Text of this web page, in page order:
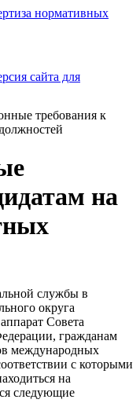
нормативных
сайта для
требования к
на
службы в
округа
Совета
гражданам
международных
с которыми
на
следующие